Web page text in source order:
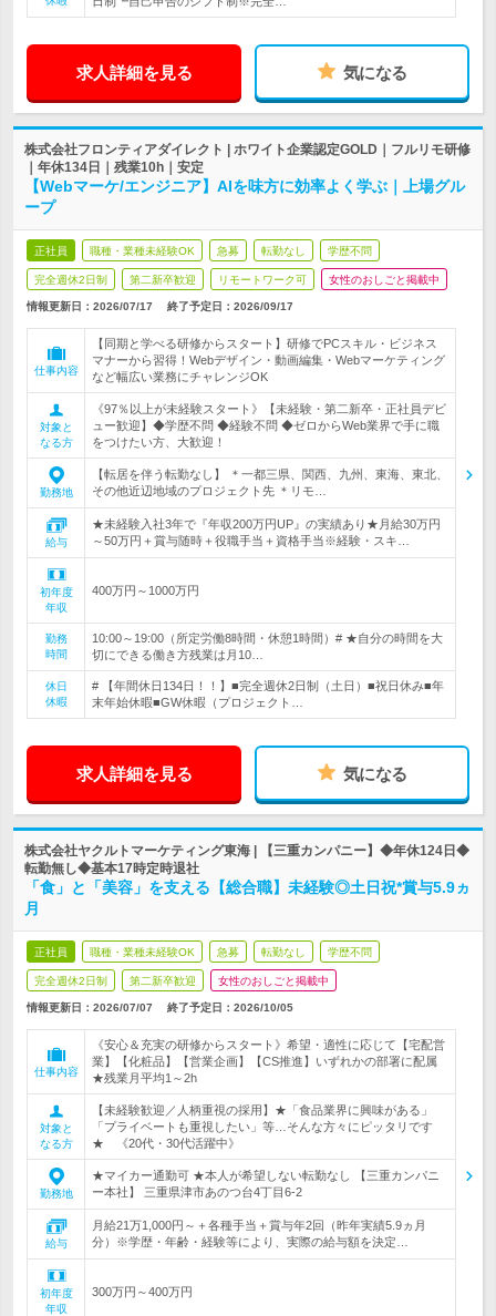
求人詳細を見る 気になる
株式会社フロンティアダイレクト | ホワイト企業認定GOLD｜フルリモ研修
｜年休134日｜残業10h｜安定
【Webマーケ/エンジニア】AIを味方に効率よく学ぶ｜上場グル
ープ
正社員 職種・業種未経験OK 急募 転勤なし 学歴不問
完全週休2日制 第二新卒歓迎 リモートワーク可 女性のおしごと掲載中
情報更新日：2026/07/17 終了予定日： 2026/09/17
仕事内容
【同期と学べる研修からスタート】研修でPCスキル・ビジネス
マナーから習得！Webデザイン・動画編集・Webマーケティング
など幅広い業務にチャレンジOK
対象と
なる方
《97％以上が未経験スタート》【未経験・第二新卒・正社員デビ
ュー歓迎】◆学歴不問 ◆経験不問 ◆ゼロからWeb業界で手に職
をつけたい方、大歓迎！
勤務地
【転居を伴う転勤なし】 ＊一都三県、関西、九州、東海、東北、
その他近辺地域のプロジェクト先 ＊リモ…
給与
★未経験入社3年で『年収200万円UP』の実績あり★月給30万円
～50万円＋賞与随時＋役職手当＋資格手当※経験・スキ…
初年度
年収
400万円～1000万円
勤務
時間
10:00～19:00（所定労働8時間・休憩1時間）# ★自分の時間を大
切にできる働き方残業は月10…
休日
休暇
# 【年間休日134日！！】■完全週休2日制（土日）■祝日休み■年
末年始休暇■GW休暇（プロジェクト…
求人詳細を見る 気になる
株式会社ヤクルトマーケティング東海 | 【三重カンパニー】◆年休124日◆
転勤無し◆基本17時定時退社
「食」と「美容」を支える【総合職】未経験◎土日祝*賞与5.9ヵ
月
正社員 職種・業種未経験OK 急募 転勤なし 学歴不問
完全週休2日制 第二新卒歓迎 女性のおしごと掲載中
情報更新日：2026/07/07 終了予定日： 2026/10/05
仕事内容
《安心＆充実の研修からスタート》希望・適性に応じて【宅配営
業】【化粧品】【営業企画】【CS推進】いずれかの部署に配属
★残業月平均1～2h
対象と
なる方
【未経験歓迎／人柄重視の採用】★「食品業界に興味がある」
「プライベートも重視したい」等…そんな方々にピッタリです
★ 《20代・30代活躍中》
勤務地
★マイカー通勤可 ★本人が希望しない転勤なし 【三重カンパニ
ー本社】 三重県津市あのつ台4丁目6-2
給与
月給21万1,000円～＋各種手当＋賞与年2回（昨年実績5.9ヵ月
分）※学歴・年齢・経験等により、実際の給与額を決定…
初年度
年収
300万円～400万円